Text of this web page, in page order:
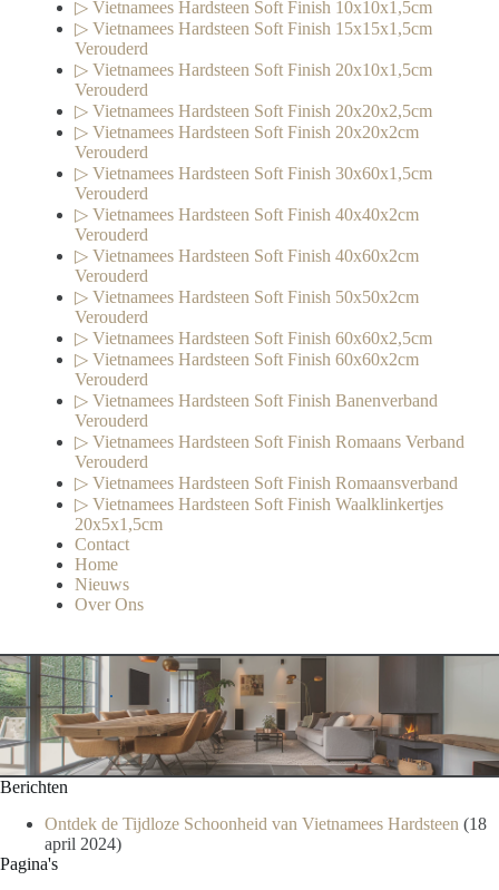
▷ Vietnamees Hardsteen Soft Finish 10x10x1,5cm
▷ Vietnamees Hardsteen Soft Finish 15x15x1,5cm
Verouderd
▷ Vietnamees Hardsteen Soft Finish 20x10x1,5cm
Verouderd
▷ Vietnamees Hardsteen Soft Finish 20x20x2,5cm
▷ Vietnamees Hardsteen Soft Finish 20x20x2cm
Verouderd
▷ Vietnamees Hardsteen Soft Finish 30x60x1,5cm
Verouderd
▷ Vietnamees Hardsteen Soft Finish 40x40x2cm
Verouderd
▷ Vietnamees Hardsteen Soft Finish 40x60x2cm
Verouderd
▷ Vietnamees Hardsteen Soft Finish 50x50x2cm
Verouderd
▷ Vietnamees Hardsteen Soft Finish 60x60x2,5cm
▷ Vietnamees Hardsteen Soft Finish 60x60x2cm
Verouderd
▷ Vietnamees Hardsteen Soft Finish Banenverband
Verouderd
▷ Vietnamees Hardsteen Soft Finish Romaans Verband
Verouderd
▷ Vietnamees Hardsteen Soft Finish Romaansverband
▷ Vietnamees Hardsteen Soft Finish Waalklinkertjes
20x5x1,5cm
Contact
Home
Nieuws
Over Ons
Berichten
Ontdek de Tijdloze Schoonheid van Vietnamees Hardsteen (18
april 2024)
Pagina's